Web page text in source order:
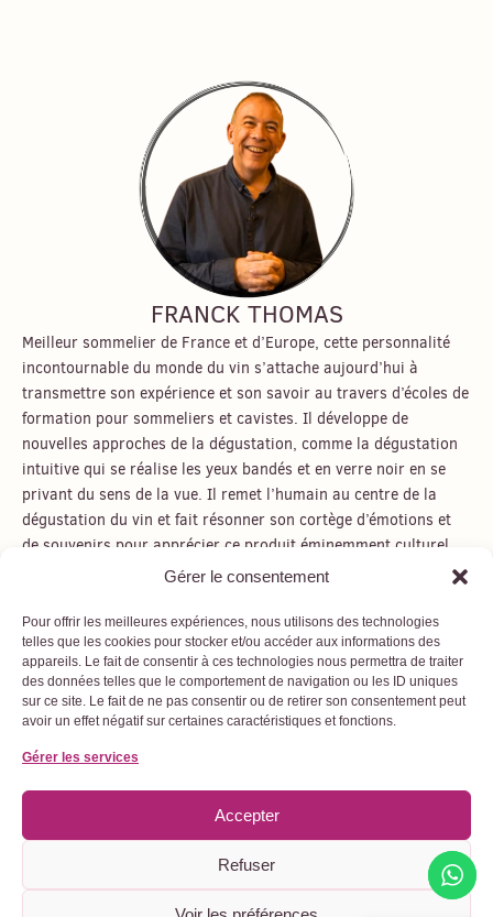
Gérer le consentement
Pour offrir les meilleures expériences, nous utilisons des technologies
telles que les cookies pour stocker et/ou accéder aux informations des
appareils. Le fait de consentir à ces technologies nous permettra de traiter
des données telles que le comportement de navigation ou les ID uniques
sur ce site. Le fait de ne pas consentir ou de retirer son consentement peut
avoir un effet négatif sur certaines caractéristiques et fonctions.
Gérer les services
Accepter
Refuser
FRANCK THOMAS
Meilleur sommelier de France et d’Europe, cette personnalité
incontournable du monde du vin s’attache aujourd’hui à
transmettre son expérience et son savoir au travers d’écoles de
formation pour sommeliers et cavistes. Il développe de
nouvelles approches de la dégustation, comme la dégustation
intuitive qui se réalise les yeux bandés et en verre noir en se
privant du sens de la vue. Il remet l’humain au centre de la
dégustation du vin et fait résonner son cortège d’émotions et
de souvenirs pour apprécier ce produit éminemment culturel.
I
s
F
c
Y
u
Rejoignez-nous
Politique de
d’Utilisation